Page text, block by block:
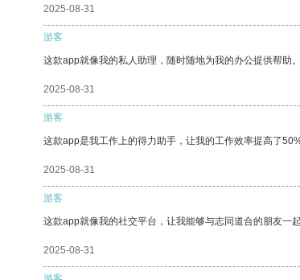
2025-08-31
游客
这款app就像我的私人助理，随时随地为我的办公提供帮助
2025-08-31
游客
这款app是我工作上的得力助手，让我的工作效率提高了
2025-08-31
游客
这款app就像我的社交平台，让我能够与志同道合的朋友一起
2025-08-31